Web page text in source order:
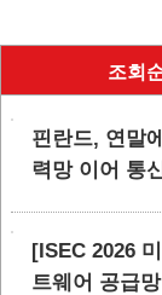
조회
핀란드, 연말
력망 이어 통
[ISEC 2026
트웨어 공급